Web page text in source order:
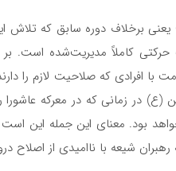
برخلاف دوره سابق که تلاش
حرکتی کاملاً مدیریت‌شده است.
با افرادی که صلاحیت لازم را
در زمانی که در معرکه
بود. معنای این جمله این
رهبران شیعه با ناامیدی از